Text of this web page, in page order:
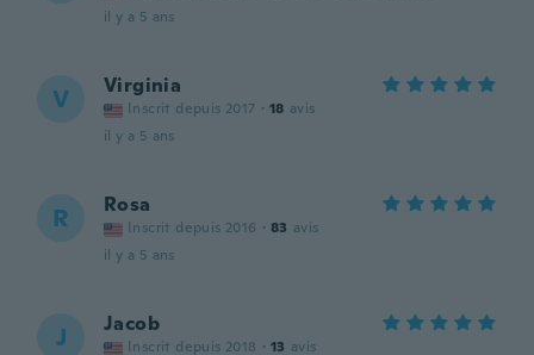
il y a 5 ans
V Virginia
Inscrit depuis 2017 · 18 avis
il y a 5 ans
R Rosa
Inscrit depuis 2016 · 83 avis
il y a 5 ans
J Jacob
Inscrit depuis 2018 · 13 avis